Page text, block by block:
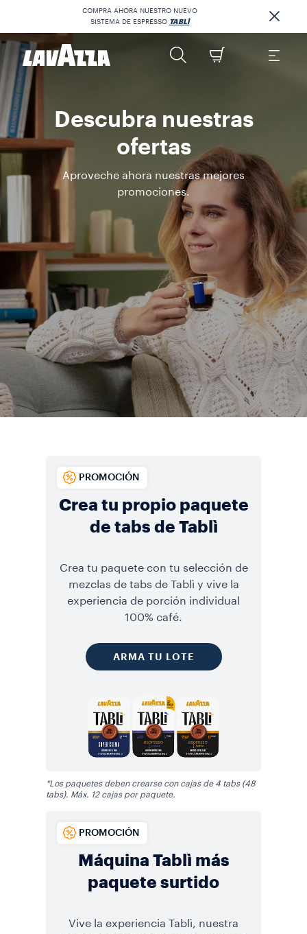
COMPRA AHORA NUESTRO NUEVO
SISTEMA DE ESPRESSO TABLÌ
Descubra nuestras
ofertas
Aproveche ahora nuestras mejores
promociones.
Crea tu propio paquete
de tabs de Tablì
PROMOCIÓN
Crea tu paquete con tu selección de
mezclas de tabs de Tablì y vive la
experiencia de porción individual
100% café.
ARMA TU LOTE
*Los paquetes deben crearse con cajas de 4 tabs (48
tabs). Máx. 12 cajas por paquete.
Máquina Tablì más
paquete surtido
PROMOCIÓN
Vive la experiencia Tablì, nuestra